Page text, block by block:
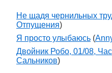
Не щадя чернильных
Отпущения)
Я просто улыбаюсь (
Двойник Робо, 01/08,
Сальников)